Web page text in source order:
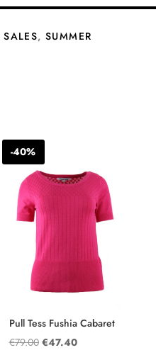
SALES,SUMMER
-40%
Pull Tess Fushia Cabaret
€79.00 Oorspronkelijke
€47.40Huidige